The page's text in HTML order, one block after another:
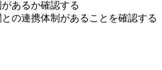
あるか確認する
の連携体制があることを確認する